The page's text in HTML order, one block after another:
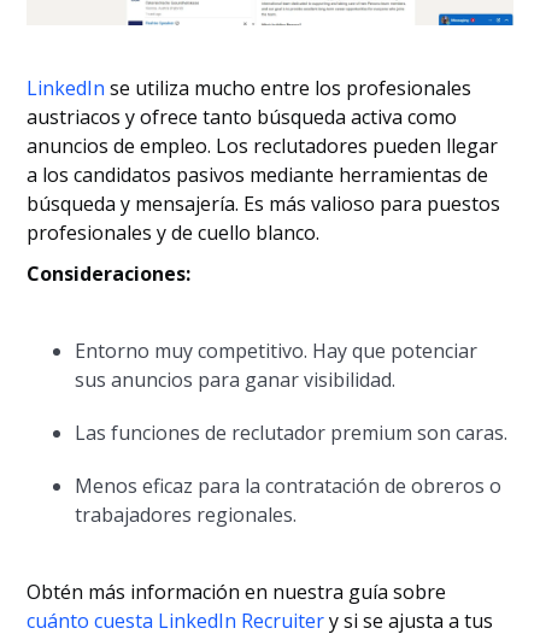
LinkedIn se utiliza mucho entre los profesionales
austriacos y ofrece tanto búsqueda activa como
anuncios de empleo. Los reclutadores pueden llegar
a los candidatos pasivos mediante herramientas de
búsqueda y mensajería. Es más valioso para puestos
profesionales y de cuello blanco.
Consideraciones:
Entorno muy competitivo. Hay que potenciar
sus anuncios para ganar visibilidad.
Las funciones de reclutador premium son caras.
Menos eficaz para la contratación de obreros o
trabajadores regionales.
Obtén más información en nuestra guía sobre
cuánto cuesta LinkedIn Recruitery si se ajusta a tus